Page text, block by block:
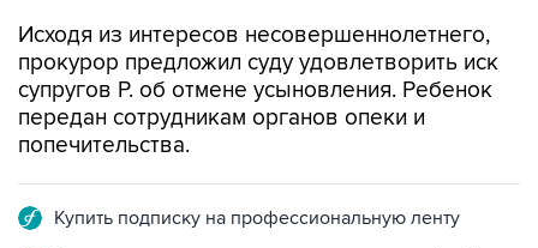
Исходя из интересов несовершеннолетнего,
прокурор предложил суду удовлетворить иск
супругов Р. об отмене усыновления. Ребенок
передан сотрудникам органов опеки и
попечительства.
Купить подписку на профессиональную ленту